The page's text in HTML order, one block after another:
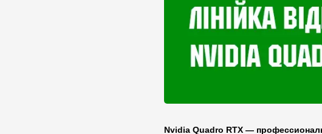
Nvidia Quadro RTX —